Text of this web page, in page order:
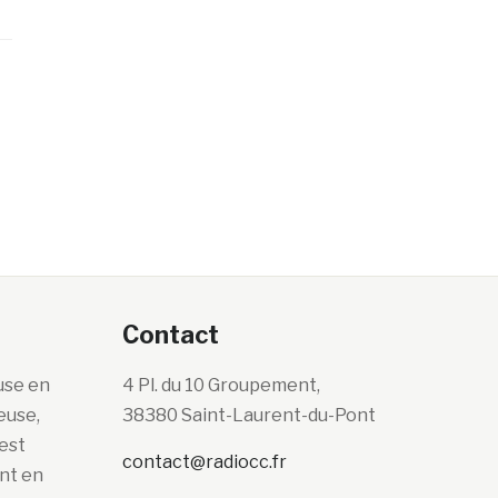
en
en
Contact
4 Pl. du 10 Groupement,
38380 Saint-Laurent-du-Pont
contact@radiocc.fr